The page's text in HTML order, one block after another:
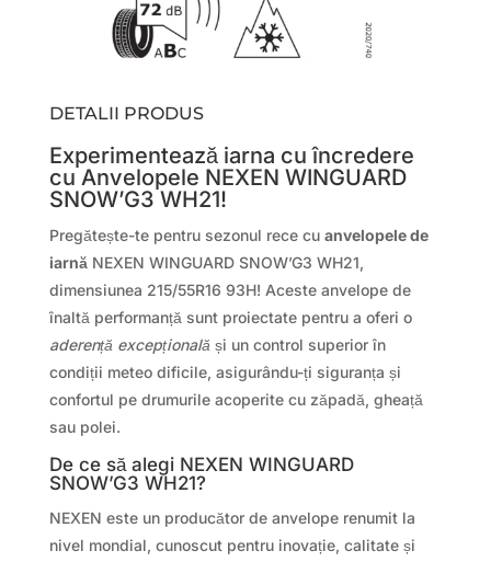
DETALII PRODUS
Experimentează iarna cu încredere
cu Anvelopele NEXEN WINGUARD
SNOW’G3 WH21!
Pregătește-te pentru sezonul rece cu anvelopele de
iarnăNEXEN WINGUARD SNOW’G3 WH21,
dimensiunea 215/55R16 93H! Aceste anvelope de
înaltă performanță sunt proiectate pentru a oferi o
aderență excepțională și un control superior în
condiții meteo dificile, asigurându-ți siguranța și
confortul pe drumurile acoperite cu zăpadă, gheață
sau polei.
De ce să alegi NEXEN WINGUARD
SNOW’G3 WH21?
NEXEN este un producător de anvelope renumit la
nivel mondial, cunoscut pentru inovație, calitate și